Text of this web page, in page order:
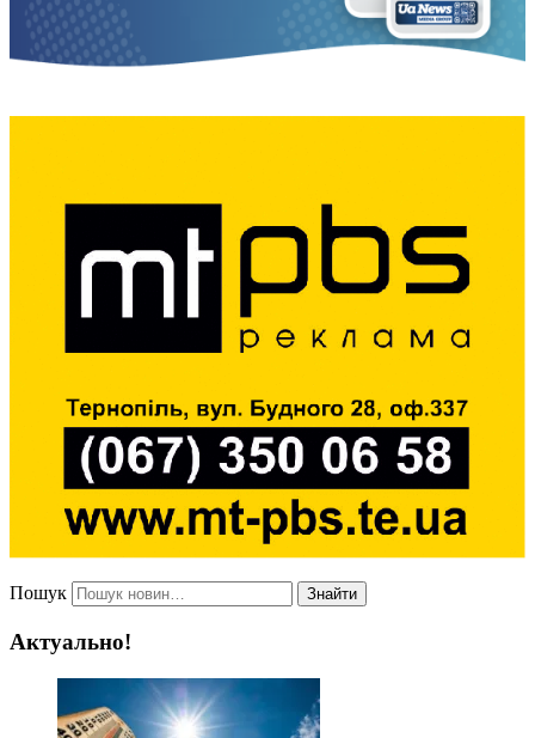
Пошук Знайти
Актуально!